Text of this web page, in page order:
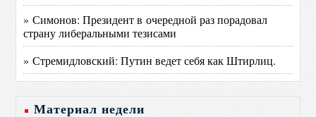
» Симонов: Президент в очередной раз порадовал
страну либеральными тезисами
» Стремидловский: Путин ведет себя как Штирлиц.
Материал недели